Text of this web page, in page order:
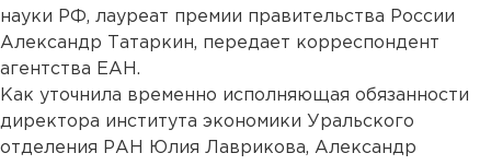
науки РФ, лауреат премии правительства России
Александр Татаркин, передает корреспондент
агентства ЕАН.
Как уточнила временно исполняющая обязанности
директора института экономики Уральского
отделения РАН Юлия Лаврикова, Александр